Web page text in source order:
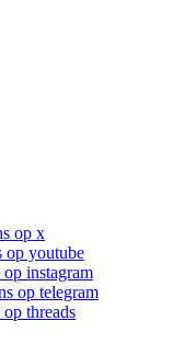
op x
op youtube
instagram
op telegram
threads